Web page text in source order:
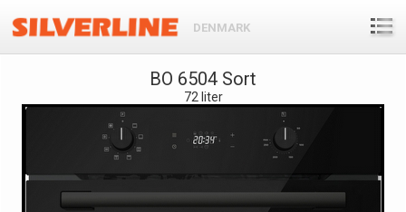
BO 6504 Sort
72 liter
DENMARK